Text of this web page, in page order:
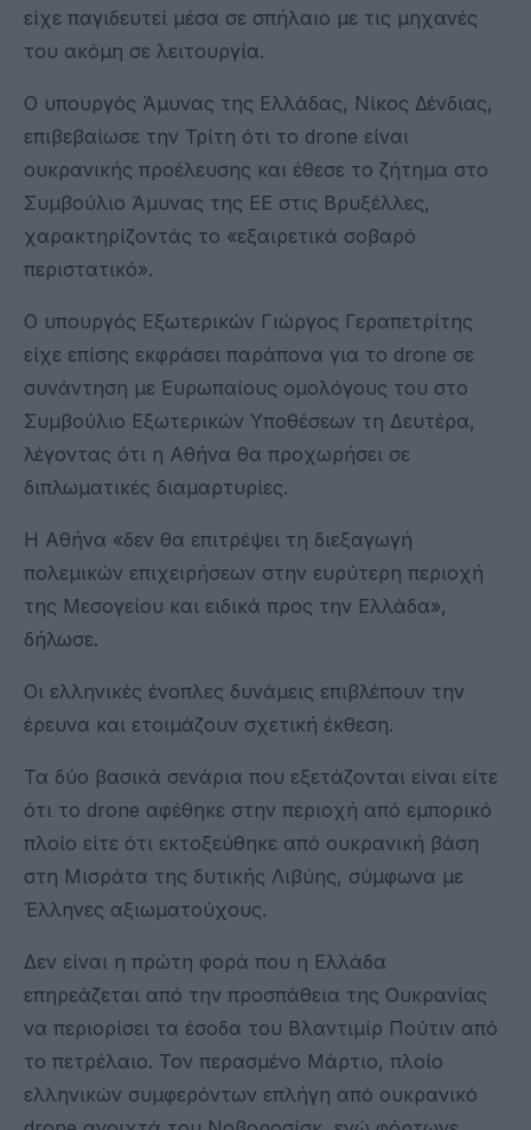
είχε παγιδευτεί μέσα σε σπήλαιο με τις μηχανές
του ακόμη σε λειτουργία.
Ο υπουργός Άμυνας της Ελλάδας, Νίκος Δένδιας,
επιβεβαίωσε την Τρίτη ότι το drone είναι
ουκρανικής προέλευσης και έθεσε το ζήτημα στο
Συμβούλιο Άμυνας της ΕΕ στις Βρυξέλλες,
χαρακτηρίζοντάς το «εξαιρετικά σοβαρό
περιστατικό».
Ο υπουργός Εξωτερικών Γιώργος Γεραπετρίτης
είχε επίσης εκφράσει παράπονα για το drone σε
συνάντηση με Ευρωπαίους ομολόγους του στο
Συμβούλιο Εξωτερικών Υποθέσεων τη Δευτέρα,
λέγοντας ότι η Αθήνα θα προχωρήσει σε
διπλωματικές διαμαρτυρίες.
Η Αθήνα «δεν θα επιτρέψει τη διεξαγωγή
πολεμικών επιχειρήσεων στην ευρύτερη περιοχή
της Μεσογείου και ειδικά προς την Ελλάδα»,
δήλωσε.
Οι ελληνικές ένοπλες δυνάμεις επιβλέπουν την
έρευνα και ετοιμάζουν σχετική έκθεση.
Τα δύο βασικά σενάρια που εξετάζονται είναι είτε
ότι το drone αφέθηκε στην περιοχή από εμπορικό
πλοίο είτε ότι εκτοξεύθηκε από ουκρανική βάση
στη Μισράτα της δυτικής Λιβύης, σύμφωνα με
Έλληνες αξιωματούχους.
Δεν είναι η πρώτη φορά που η Ελλάδα
επηρεάζεται από την προσπάθεια της Ουκρανίας
να περιορίσει τα έσοδα του Βλαντιμίρ Πούτιν από
το πετρέλαιο. Τον περασμένο Μάρτιο, πλοίο
ελληνικών συμφερόντων επλήγη από ουκρανικό